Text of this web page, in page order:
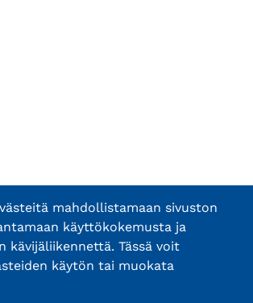
mahdollistamaan sivuston
käyttökokemusta ja
kävijäliikennettä. Tässä voit
käytön tai muokata